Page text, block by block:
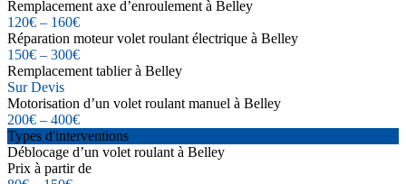
Remplacement axe d’enroulement à Belley
120€ – 160€
Réparation moteur volet roulant électrique à Belley
150€ – 300€
Remplacement tablier à Belley
Sur Devis
Motorisation d’un volet roulant manuel à Belley
200€ – 400€
Types d'interventions
Déblocage d’un volet roulant à Belley
Prix à partir de